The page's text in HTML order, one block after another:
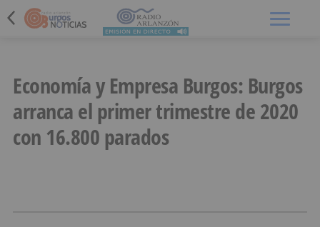
Economía y Empresa Burgos: Burgos
arranca el primer trimestre de 2020
con 16.800 parados